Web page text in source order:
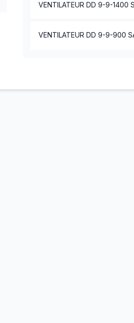
VENTILATEUR DD 9-9-1400
VENTILATEUR DD 9-9-900